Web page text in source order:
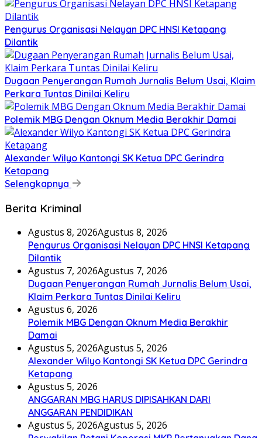
Pengurus Organisasi Nelayan DPC HNSI Ketapang
Dilantik
Dugaan Penyerangan Rumah Jurnalis Belum Usai, Klaim
Perkara Tuntas Dinilai Keliru
Polemik MBG Dengan Oknum Media Berakhir Damai
Alexander Wilyo Kantongi SK Ketua DPC Gerindra
Ketapang
Selengkapnya
Berita Kriminal
Agustus 8, 2026Agustus 8, 2026
Pengurus Organisasi Nelayan DPC HNSI Ketapang
Dilantik
Agustus 7, 2026Agustus 7, 2026
Dugaan Penyerangan Rumah Jurnalis Belum Usai,
Klaim Perkara Tuntas Dinilai Keliru
Agustus 6, 2026
Polemik MBG Dengan Oknum Media Berakhir
Damai
Agustus 5, 2026Agustus 5, 2026
Alexander Wilyo Kantongi SK Ketua DPC Gerindra
Ketapang
Agustus 5, 2026
ANGGARAN MBG HARUS DIPISAHKAN DARI
ANGGARAN PENDIDIKAN
Agustus 5, 2026Agustus 5, 2026